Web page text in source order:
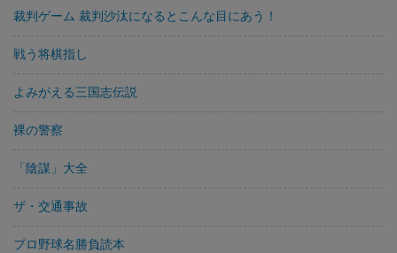
裁判ゲーム 裁判沙汰になるとこんな目にあう！
戦う将棋指し
よみがえる三国志伝説
裸の警察
「陰謀」大全
ザ・交通事故
プロ野球名勝負読本